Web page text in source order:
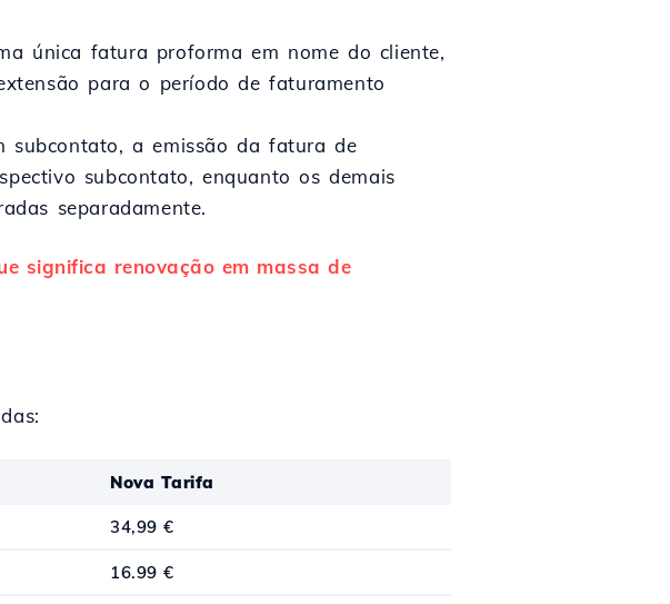
única fatura proforma em nome do cliente,
para o período de faturamento
a emissão da fatura de
subcontato, enquanto os demais
separadamente.
significa renovação em massa de
Nova Tarifa
34,99 €
16.99 €